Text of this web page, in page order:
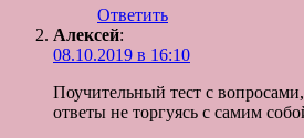
Ответить
Алексей:
08.10.2019 в 16:10
Поучительный тест с
ответы не торгуясь с самим